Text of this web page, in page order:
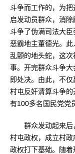
斗争而工作的，为
启发动员群众，消
斗争了伪满司法大臣
恶霸地主董德光。
乱颤的地头蛇，这
事。开完群众斗争
即处决。由此，不
村屯反奸清算斗争
有100多名国民党党
群众发动起来后
村屯政权，成立村
政权打下基础。随